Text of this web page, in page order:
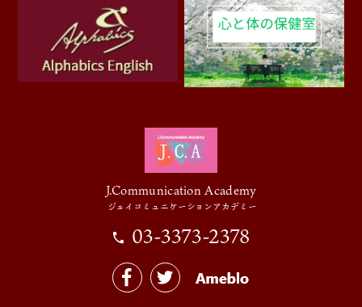
J.Communication Academy
ジェイコミュニケーションアカデミー
03-3373-2378